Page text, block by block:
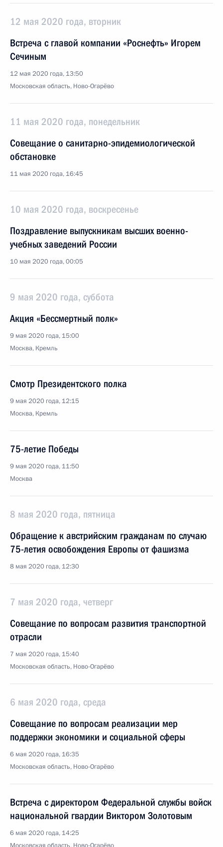
12 мая 2020 года, вторник
Встреча с главой компании «Роснефть» Игорем
Сечиным
12 мая 2020 года, 13:50
Московская область, Ново-Огарёво
11 мая 2020 года, понедельник
Совещание о санитарно-эпидемиологической
обстановке
11 мая 2020 года, 16:45
10 мая 2020 года, воскресенье
Поздравление выпускникам высших военно-
учебных заведений России
10 мая 2020 года, 00:05
9 мая 2020 года, суббота
Акция «Бессмертный полк»
9 мая 2020 года, 15:00
Москва, Кремль
Смотр Президентского полка
9 мая 2020 года, 12:15
Москва, Кремль
75-летие Победы
9 мая 2020 года, 11:50
Москва
8 мая 2020 года, пятница
Обращение к австрийским гражданам по случаю
75-летия освобождения Европы от фашизма
8 мая 2020 года, 12:30
7 мая 2020 года, четверг
Совещание по вопросам развития транспортной
отрасли
7 мая 2020 года, 15:40
Московская область, Ново-Огарёво
6 мая 2020 года, среда
Совещание по вопросам реализации мер
поддержки экономики и социальной сферы
6 мая 2020 года, 16:35
Московская область, Ново-Огарёво
Встреча с директором Федеральной службы войск
национальной гвардии Виктором Золотовым
6 мая 2020 года, 14:25